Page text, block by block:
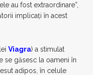
au fost extraordinare”,
implicaţi în acest
Viagra) a stimulat
se găsesc la oameni în
adipos, în celule